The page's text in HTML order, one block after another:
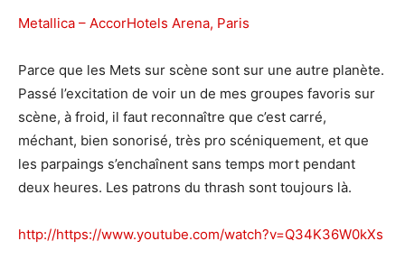
Metallica – AccorHotels Arena, Paris
Parce que les Mets sur scène sont sur une autre planète.
Passé l’excitation de voir un de mes groupes favoris sur
scène, à froid, il faut reconnaître que c’est carré,
méchant, bien sonorisé, très pro scéniquement, et que
les parpaings s’enchaînent sans temps mort pendant
deux heures. Les patrons du thrash sont toujours là.
http://https://www.youtube.com/watch?v=Q34K36W0kXs